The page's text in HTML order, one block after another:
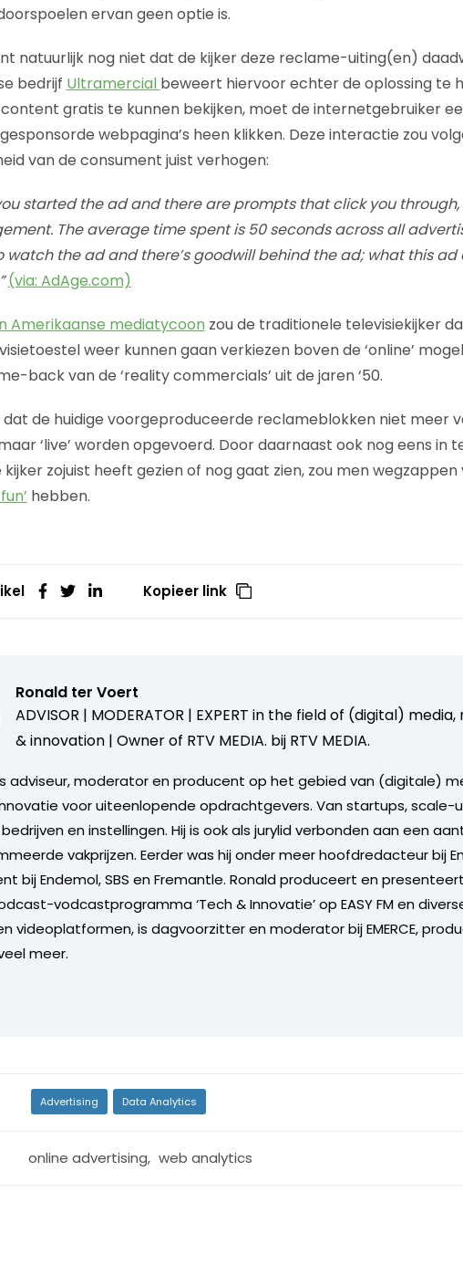
ervan geen optie is.
natuurlijk nog niet dat de kijker deze reclame-uiting(en)
bedrijf Ultramercial beweert hiervoor echter de oplossing te
gratis te kunnen bekijken, moet de internetgebruiker
webpagina’s heen klikken. Deze interactie zou
van de consument juist verhogen:
started the ad and there are prompts that click you
The average time spent is 50 seconds across all
watch the ad and there’s goodwill behind the ad; what this ad
(via: AdAge.com)
Amerikaanse mediatycoon zou de traditionele televisiekijker
weer kunnen gaan verkiezen boven de ‘online’
back van de ‘reality commercials’ uit de jaren ‘50.
dat de huidige voorgeproduceerde reclameblokken niet meer
‘live’ worden opgevoerd. Door daarnaast ook nog eens in
zojuist heeft gezien of nog gaat zien, zou men
hebben.
Kopieer link
Ronald ter Voert
ADVISOR | MODERATOR | EXPERT in the field of (digital)
& innovation | Owner of RTV MEDIA. bij RTV MEDIA.
adviseur, moderator en producent op het gebied van (digitale)
voor uiteenlopende opdrachtgevers. Van startups, scale-
en instellingen. Hij is ook als jurylid verbonden aan een
vakprijzen. Eerder was hij onder meer hoofdredacteur bij
bij Endemol, SBS en Fremantle. Ronald produceert en
vodcastprogramma ‘Tech & Innovatie’ op EASY FM en
videoplatformen, is dagvoorzitter en moderator bij EMERCE,
meer.
Advertising Data Analytics
online advertising, web analytics